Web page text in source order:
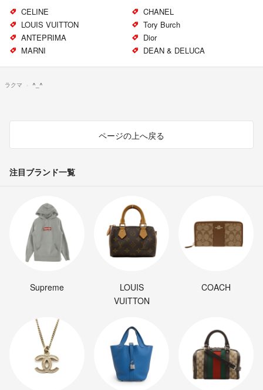
CELINE
CHANEL
LOUIS VUITTON
Tory Burch
ANTEPRIMA
Dior
MARNI
DEAN & DELUCA
ラクマ ^_^
ページの上へ戻る
注目ブランド一覧
Supreme
LOUIS
VUITTON
COACH